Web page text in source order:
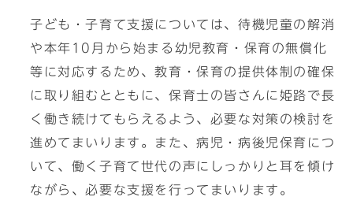
子ども・子育て支援については、待機児童の解消
や本年10月から始まる幼児教育・保育の無償化
等に対応するため、教育・保育の提供体制の確保
に取り組むとともに、保育士の皆さんに姫路で長
く働き続けてもらえるよう、必要な対策の検討を
進めてまいります。また、病児・病後児保育につ
いて、働く子育て世代の声にしっかりと耳を傾け
ながら、必要な支援を行ってまいります。